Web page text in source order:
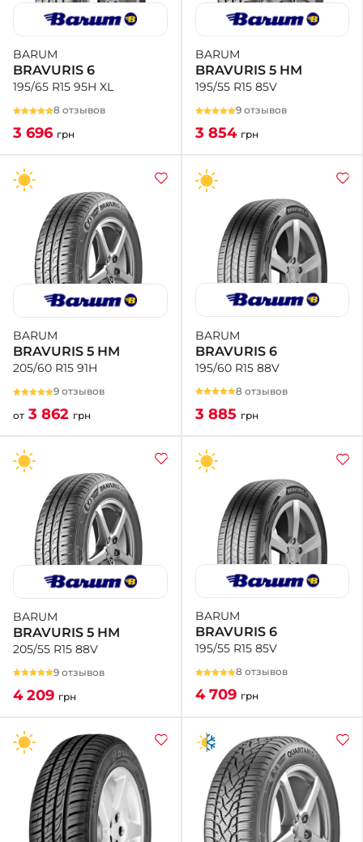
BARUM
BRAVURIS 6
195/65 R15 95H XL
8 отзывов
3 696 грн
BARUM
BRAVURIS 5 HM
195/55 R15 85V
9 отзывов
3 854 грн
BARUM
BRAVURIS 5 HM
205/60 R15 91H
9 отзывов
от 3 862 грн
BARUM
BRAVURIS 6
195/60 R15 88V
8 отзывов
3 885 грн
BARUM
BRAVURIS 5 HM
205/55 R15 88V
9 отзывов
4 209 грн
BARUM
BRAVURIS 6
195/55 R15 85V
8 отзывов
4 709 грн